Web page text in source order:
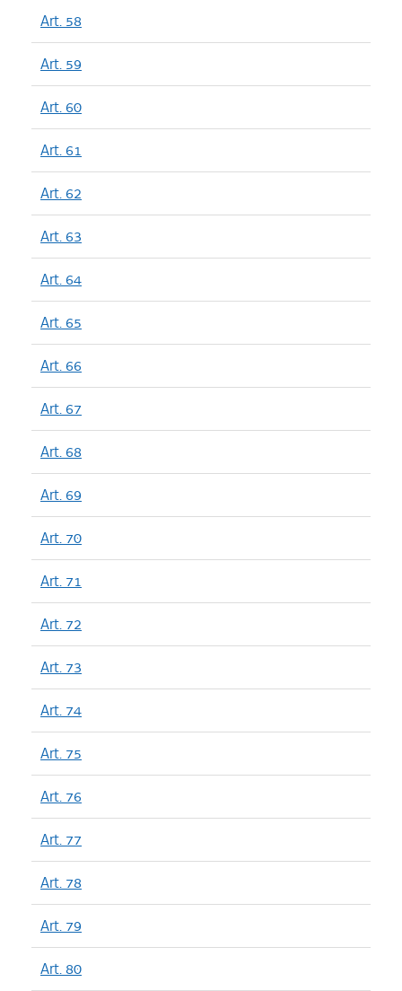
Art. 58
Art. 59
Art. 60
Art. 61
Art. 62
Art. 63
Art. 64
Art. 65
Art. 66
Art. 67
Art. 68
Art. 69
Art. 70
Art. 71
Art. 72
Art. 73
Art. 74
Art. 75
Art. 76
Art. 77
Art. 78
Art. 79
Art. 80